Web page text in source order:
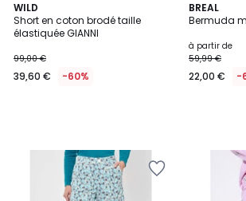
WILD
Short en coton brodé taille
élastiquée GIANNI
99,00 €
39,60 € -60%
BREAL
Bermuda
à partir de
59,99 €
22,00 € -
4
Couleurs